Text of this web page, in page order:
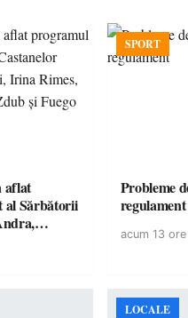
aflat
al Sărbătorii
Fuego
SPORT
Probleme
regulament
acum 13 ore
LOCALE